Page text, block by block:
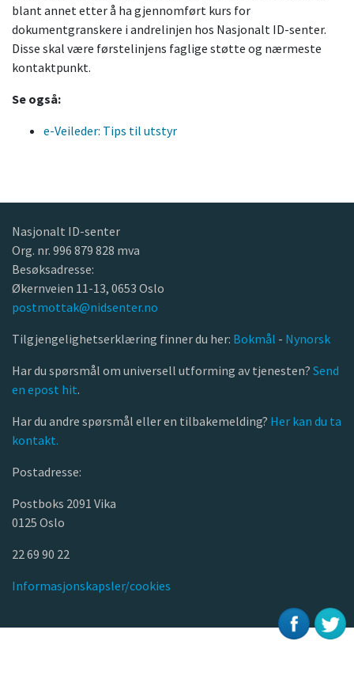
blant annet etter å ha gjennomført kurs for
dokumentgranskere i andrelinjen hos Nasjonalt ID-senter.
Disse skal være førstelinjens faglige støtte og nærmeste
kontaktpunkt.
Se også:
e-Veileder: Tips til utstyr
Nasjonalt ID-senter
Org. nr. 996 879 828 mva
Besøksadresse:
Økernveien 11-13, 0653 Oslo
postmottak@nidsenter.no
Tilgjengelighetserklæring finner du her: Bokmål - Nynorsk
Har du spørsmål om universell utforming av tjenesten? Send
en epost hit.
Har du andre spørsmål eller en tilbakemelding? Her kan du ta
kontakt.
Postadresse:
Postboks 2091 Vika
0125 Oslo
22 69 90 22
Informasjonskapsler/cookies